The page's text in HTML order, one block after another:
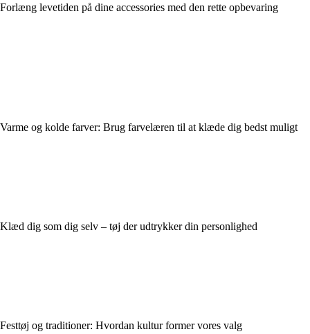
Forlæng levetiden på dine accessories med den rette opbevaring
Varme og kolde farver: Brug farvelæren til at klæde dig bedst muligt
Klæd dig som dig selv – tøj der udtrykker din personlighed
Festtøj og traditioner: Hvordan kultur former vores valg